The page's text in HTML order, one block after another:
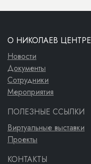
О НИКОЛАЕВ ЦЕНТРЕ
Новости
Документы
Сотрудники
Мероприятия
ПОЛЕЗНЫЕ ССЫЛКИ
Виртуальные выставки
Проекты
КОНТАКТЫ